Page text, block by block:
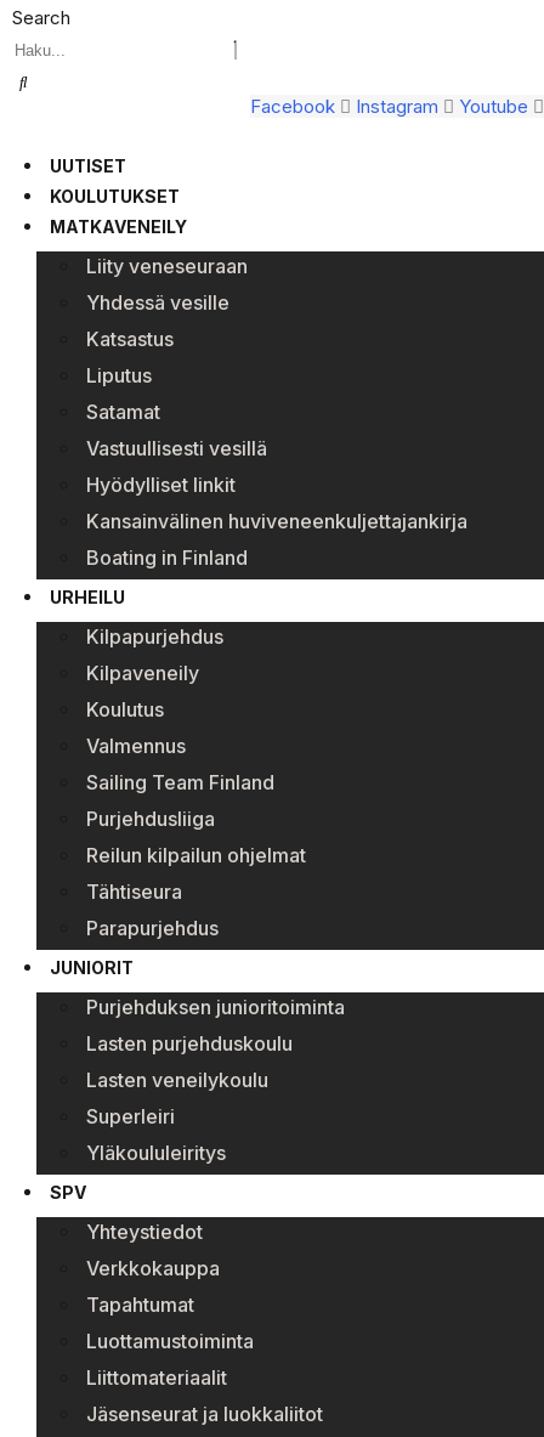
Search
Facebook Instagram Youtube
UUTISET
KOULUTUKSET
MATKAVENEILY
Liity veneseuraan
Yhdessä vesille
Katsastus
Liputus
Satamat
Vastuullisesti vesillä
Hyödylliset linkit
Kansainvälinen huviveneenkuljettajankirja
Boating in Finland
URHEILU
Kilpapurjehdus
Kilpaveneily
Koulutus
Valmennus
Sailing Team Finland
Purjehdusliiga
Reilun kilpailun ohjelmat
Tähtiseura
Parapurjehdus
JUNIORIT
Purjehduksen junioritoiminta
Lasten purjehduskoulu
Lasten veneilykoulu
Superleiri
Yläkoululeiritys
SPV
Yhteystiedot
Verkkokauppa
Tapahtumat
Luottamustoiminta
Liittomateriaalit
Jäsenseurat ja luokkaliitot